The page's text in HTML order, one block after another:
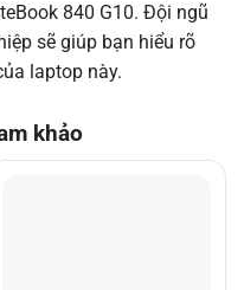
840 G10. Đội ngũ
sẽ giúp bạn hiểu rõ
laptop này.
khảo